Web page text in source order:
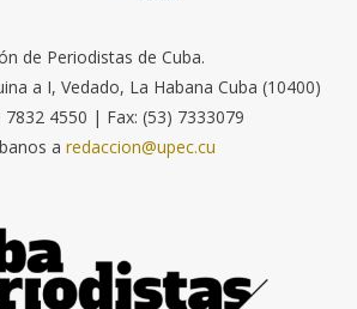
de Periodistas de Cuba.
a I, Vedado, La Habana Cuba (10400)
7832 4550 | Fax: (53) 7333079
a redaccion@upec.cu